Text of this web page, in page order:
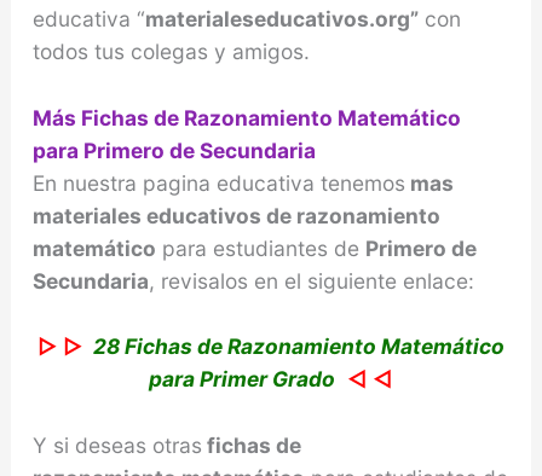
educativa “materialeseducativos.org”con
todos tus colegas y amigos.
Más Fichas de Razonamiento Matemático
para Primero de Secundaria
En nuestra pagina educativa tenemos mas
materiales educativos de razonamiento
matemático para estudiantes de Primero de
Secundaria, revisalos en el siguiente enlace:
▷ ▷ 28 Fichas de Razonamiento Matemático
para Primer Grado ◁ ◁
Y si deseas otras fichas de